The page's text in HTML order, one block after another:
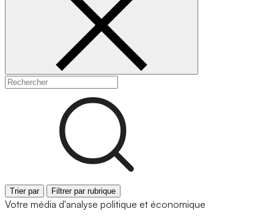
Trier par Filtrer par rubrique
Votre média d'analyse politique et économique